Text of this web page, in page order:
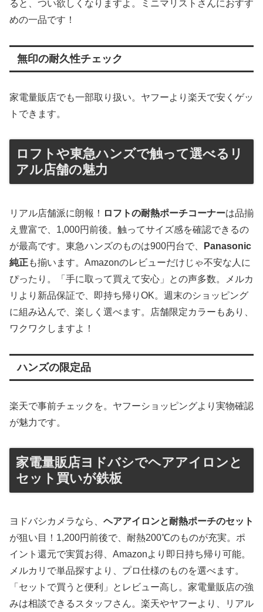
ると、つい欲しくなりますよ。ミニマリストさんにおすす
めの一品です！
無印の耐久性チェック
家電量販店でも一部取り扱い。ヤフーより楽天で安くゲッ
トできます。
ロフトや東急ハンズで触って選べるリ
アル店舗の魅力
リアル店舗派に朗報！ ロフトの耐熱ポーチコーナーは品揃
え豊富で、1,000円前後。触ってサイズ感を確認できるの
が最高です。東急ハンズのものは900円台で、
Panasonic
純正も揃います。Amazonのレビューだけじゃ不安な人に
ぴったり。「手に取って買えて安心」との声多数。メルカ
リより新品保証で、即持ち帰りOK。週末のショッピング
に組み込んで、楽しく選べます。店舗限定カラーもあり、
ワクワクしますよ！
ハンズの限定品
楽天で事前チェックを。ヤフーショッピングより実物確認
が魅力です。
家電量販店ヨドバシでヘアアイロンと
セット買いが鉄板
ヨドバシカメラなら、 ヘアアイロンと耐熱ポーチのセット
が狙い目！1,200円前後で、耐熱200℃のものが充実。ポ
イント還元で実質お得、Amazonより即日持ち帰り可能。
メルカリで単品探すより、プロ仕様のものを選べます。
「セットで買うと便利」とレビュー高し。家電量販店の強
みは相談できるスタッフさん。楽天やヤフーより、リアル